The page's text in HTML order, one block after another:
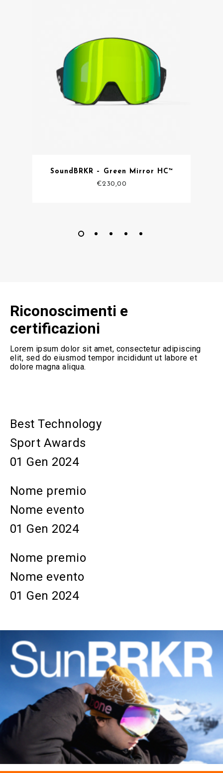
SoundBRKR – Green Mirror HC™
€230,00
Riconoscimenti e
certificazioni
Lorem ipsum dolor sit amet, consectetur adipiscing
elit, sed do eiusmod tempor incididunt ut labore et
dolore magna aliqua.
Best Technology
Sport Awards
01 Gen 2024
Nome premio
Nome evento
01 Gen 2024
Nome premio
Nome evento
01 Gen 2024